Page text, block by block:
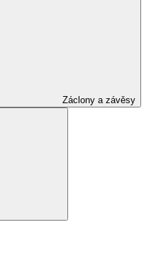
Záclony a závěsy